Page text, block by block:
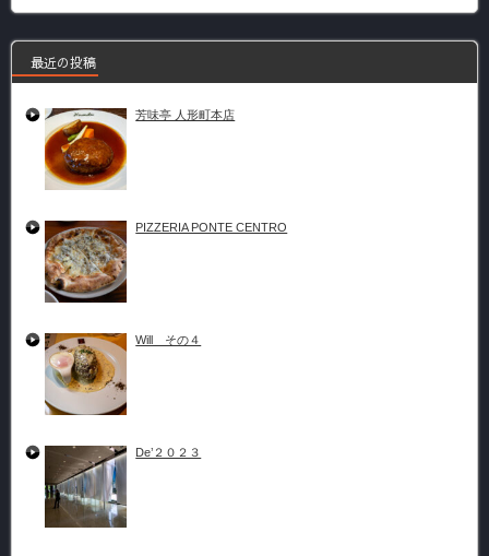
最近の投稿
芳味亭 人形町本店
PIZZERIA PONTE CENTRO
Will その４
De’２０２３